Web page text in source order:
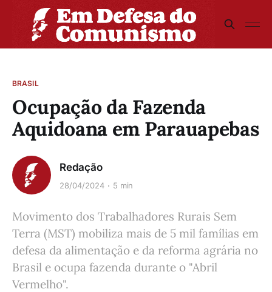
BRASIL
Ocupação da Fazenda
Aquidoana em Parauapebas
Redação
28/04/2024 5 min
Movimento dos Trabalhadores Rurais Sem
Terra (MST) mobiliza mais de 5 mil famílias em
defesa da alimentação e da reforma agrária no
Brasil e ocupa fazenda durante o "Abril
Vermelho".